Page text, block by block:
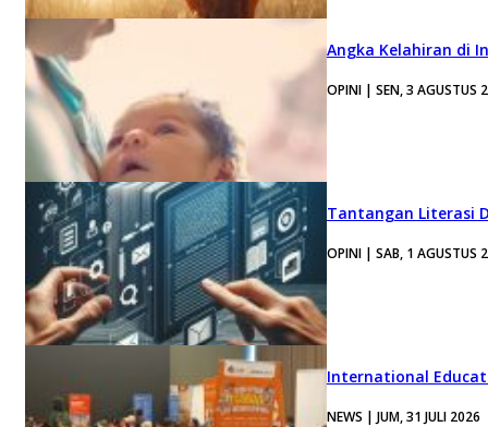
Angka Kelahiran di
OPINI | SEN, 3 AGUSTUS
Tantangan Literasi
OPINI | SAB, 1 AGUSTUS
International
NEWS | JUM, 31 JULI 2026